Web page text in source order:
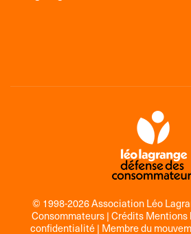
© 1998-2026 Association Léo
Consommateurs |Crédits Mentions
confidentialité| Membre du